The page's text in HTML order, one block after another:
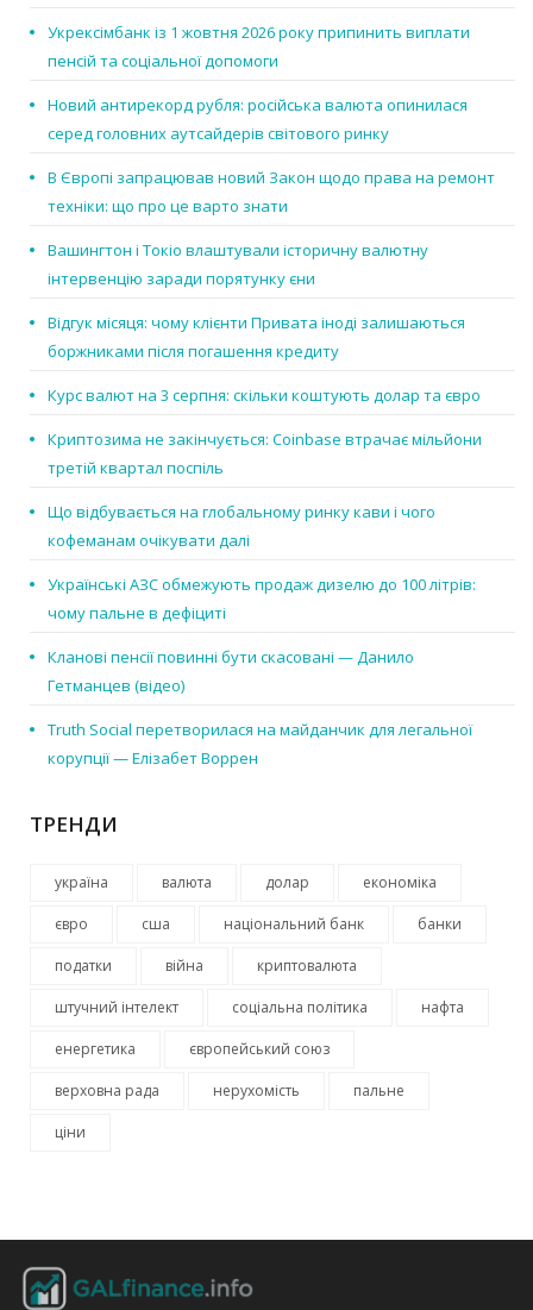
Укрексімбанк із 1 жовтня 2026 року припинить виплати
пенсій та соціальної допомоги
Новий антирекорд рубля: російська валюта опинилася
серед головних аутсайдерів світового ринку
В Європі запрацював новий Закон щодо права на ремонт
техніки: що про це варто знати
Вашингтон і Токіо влаштували історичну валютну
інтервенцію заради порятунку єни
Відгук місяця: чому клієнти Привата іноді залишаються
боржниками після погашення кредиту
Курс валют на 3 серпня: скільки коштують долар та євро
Криптозима не закінчується: Coinbase втрачає мільйони
третій квартал поспіль
Що відбувається на глобальному ринку кави і чого
кофеманам очікувати далі
Українські АЗС обмежують продаж дизелю до 100 літрів:
чому пальне в дефіциті
Кланові пенсії повинні бути скасовані — Данило
Гетманцев (відео)
Truth Social перетворилася на майданчик для легальної
корупції — Елізабет Воррен
ТРЕНДИ
україна валюта долар економіка
євро сша національний банк банки
податки війна криптовалюта
штучний інтелект соціальна політика нафта
енергетика європейський союз
верховна рада нерухомість пальне
ціни